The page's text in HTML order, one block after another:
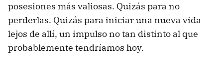
posesiones más valiosas. Quizás para no
perderlas. Quizás para iniciar una nueva vida
lejos de allí, un impulso no tan distinto al que
probablemente tendríamos hoy.